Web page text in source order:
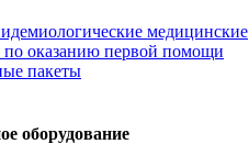
медицинские
оказанию первой помощи
пакеты
оборудование